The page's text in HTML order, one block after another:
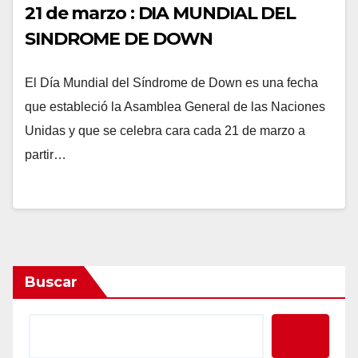
21 de marzo : DIA MUNDIAL DEL
SINDROME DE DOWN
El Día Mundial del Síndrome de Down es una fecha
que estableció la Asamblea General de las Naciones
Unidas y que se celebra cara cada 21 de marzo a
partir…
Buscar